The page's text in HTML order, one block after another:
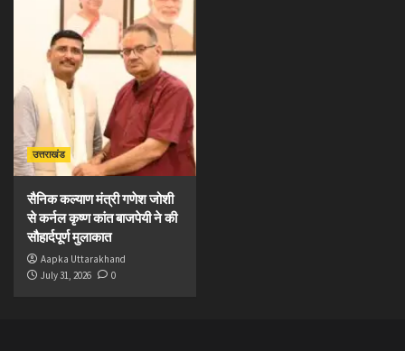
उत्तराखंड
सैनिक कल्याण मंत्री गणेश जोशी
से कर्नल कृष्ण कांत बाजपेयी ने की
सौहार्दपूर्ण मुलाकात
Aapka Uttarakhand
July 31, 2026
0